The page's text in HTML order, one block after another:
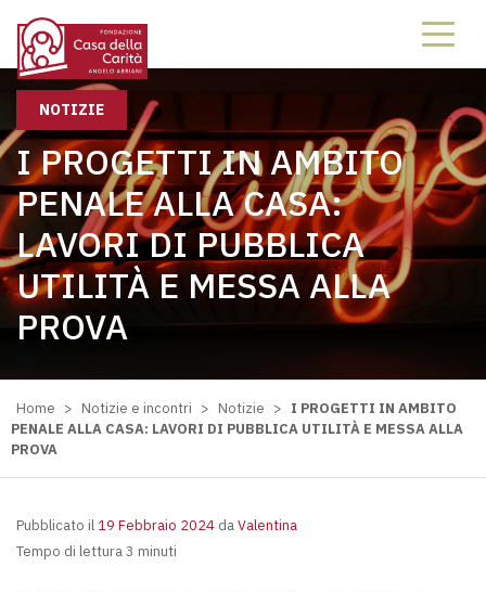
NOTIZIE
I PROGETTI IN AMBITO
PENALE ALLA CASA:
LAVORI DI PUBBLICA
UTILITÀ E MESSA ALLA
PROVA
Home > Notizie e incontri > Notizie > I PROGETTI IN AMBITO
PENALE ALLA CASA: LAVORI DI PUBBLICA UTILITÀ E MESSA ALLA
PROVA
Pubblicato il 19 Febbraio 2024 daValentina
Tempo di lettura 3 minuti